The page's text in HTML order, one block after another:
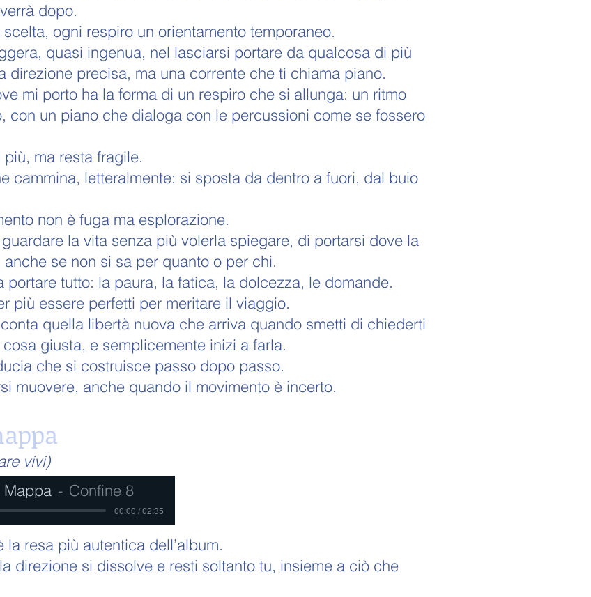
dopo.
ogni respiro un orientamento temporaneo.
quasi ingenua, nel lasciarsi portare da qualcosa di più
precisa, ma una corrente che ti chiama piano.
mi porto ha la forma di un respiro che si allunga: un ritmo
con un piano che dialoga con le percussioni come se fossero
ma resta fragile.
cammina, letteralmente: si sposta da dentro a fuori, dal buio
non è fuga ma esplorazione.
la vita senza più volerla spiegare, di portarsi dove la
se non si sa per quanto o per chi.
portare tutto: la paura, la fatica, la dolcezza, le domande.
più essere perfetti per meritare il viaggio.
quella libertà nuova che arriva quando smetti di chiederti
giusta, e semplicemente inizi a farla.
che si costruisce passo dopo passo.
muovere, anche quando il movimento è incerto.
vivi)
la resa più autentica dell’album.
direzione si dissolve e resti soltanto tu, insieme a ciò che
Mappa Confine 8
00:00 / 02:35